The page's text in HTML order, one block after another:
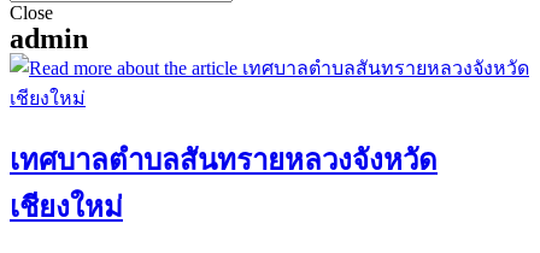
Close
admin
เทศบาลตำบลสันทรายหลวงจังหวัด
เชียงใหม่